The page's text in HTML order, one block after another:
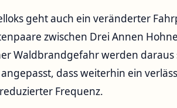
geht auch ein veränderter
zwischen Drei Annen
Waldbrandgefahr werden daraus
dass weiterhin ein
Frequenz.